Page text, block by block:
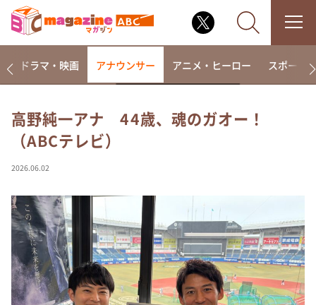
なるみ・岡村の過ぎるTV
相席食堂
～人生密着トークバラエティ！～ やすとものいたっ
て真剣です
探偵！ナイトスクープ
news おかえり
河合＆A.B.C-Z塚田×福井アナ「なんでやねん！？」
（news おかえり）
ドラマ・映画 アナウンサー アニメ・ヒーロー スポーツ
高野純一アナ 44歳、魂のガオー！
（ABCテレビ）
2026.06.02